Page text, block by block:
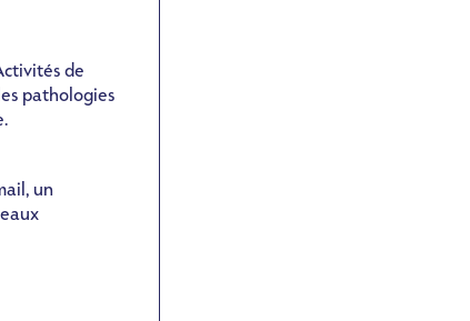
de
pathologies
un